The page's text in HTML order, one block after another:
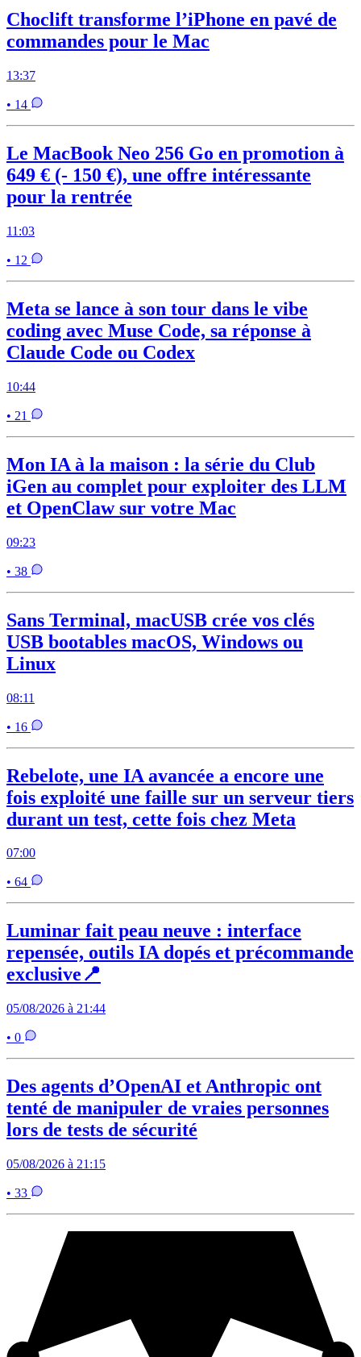
Choclift transforme l’iPhone en pavé de
commandes pour le Mac
13:37
• 14
Le MacBook Neo 256 Go en promotion à
649 € (- 150 €), une offre intéressante
pour la rentrée
11:03
• 12
Meta se lance à son tour dans le vibe
coding avec Muse Code, sa réponse à
Claude Code ou Codex
10:44
• 21
Mon IA à la maison : la série du Club
iGen au complet pour exploiter des LLM
et OpenClaw sur votre Mac
09:23
• 38
Sans Terminal, macUSB crée vos clés
USB bootables macOS, Windows ou
Linux
08:11
• 16
Rebelote, une IA avancée a encore une
fois exploité une faille sur un serveur tiers
durant un test, cette fois chez Meta
07:00
• 64
Luminar fait peau neuve : interface
repensée, outils IA dopés et précommande
exclusive📍
05/08/2026 à 21:44
• 0
Des agents d’OpenAI et Anthropic ont
tenté de manipuler de vraies personnes
lors de tests de sécurité
05/08/2026 à 21:15
• 33